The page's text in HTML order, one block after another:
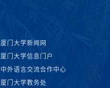
厦门大学新闻网
厦门大学信息门户
中外语言交流合作中心
厦门大学教务处